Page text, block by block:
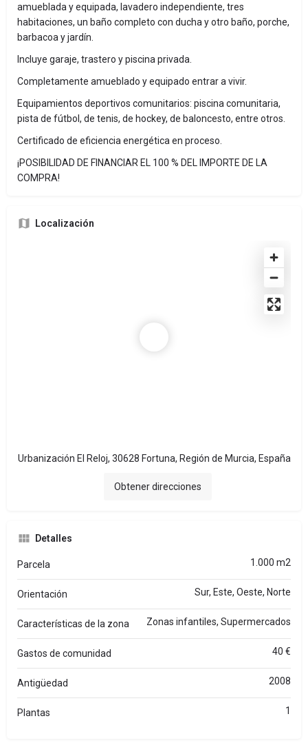
amueblada y equipada, lavadero independiente, tres
habitaciones, un baño completo con ducha y otro baño, porche,
barbacoa y jardín.
Incluye garaje, trastero y piscina privada.
Completamente amueblado y equipado entrar a vivir.
Equipamientos deportivos comunitarios: piscina comunitaria,
pista de fútbol, de tenis, de hockey, de baloncesto, entre otros.
Certificado de eficiencia energética en proceso.
¡POSIBILIDAD DE FINANCIAR EL 100 % DEL IMPORTE DE LA
COMPRA!
Localización
Urbanización El Reloj, 30628 Fortuna, Región de Murcia, España
Obtener direcciones
Detalles
Parcela 1.000 m2
Orientación Sur, Este, Oeste, Norte
Características de la zona Zonas infantiles, Supermercados
Gastos de comunidad 40 €
Antigüedad 2008
Plantas 1